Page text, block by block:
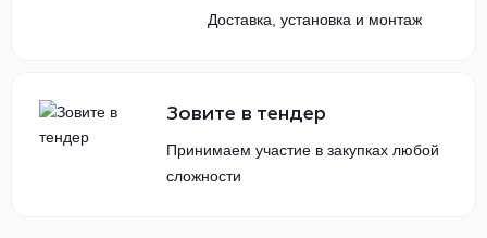
Доставка, установка и монтаж
Зовите в тендер
Принимаем участие в закупках любой
сложности